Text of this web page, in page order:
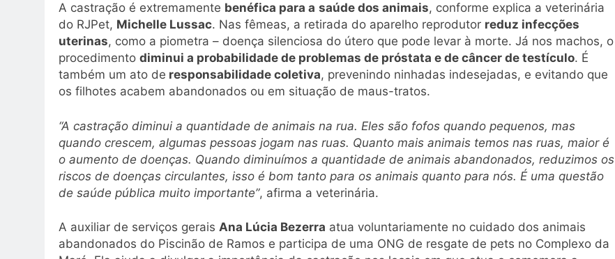
A castração é extremamente benéfica para a saúde dos animais, conforme explica a veterinária
do RJPet, Michelle Lussac. Nas fêmeas, a retirada do aparelho reprodutor reduz infecções
uterinas, como a piometra – doença silenciosa do útero que pode levar à morte. Já nos machos, o
procedimento diminui a probabilidade de problemas de próstata e de câncer de testículo. É
também um ato de responsabilidade coletiva, prevenindo ninhadas indesejadas, e evitando que
os filhotes acabem abandonados ou em situação de maus-tratos.
“A castração diminui a quantidade de animais na rua. Eles são fofos quando pequenos, mas
quando crescem, algumas pessoas jogam nas ruas. Quanto mais animais temos nas ruas, maior é
o aumento de doenças. Quando diminuímos a quantidade de animais abandonados, reduzimos os
riscos de doenças circulantes, isso é bom tanto para os animais quanto para nós. É uma questão
de saúde pública muito importante”, afirma a veterinária.
A auxiliar de serviços gerais Ana Lúcia Bezerra atua voluntariamente no cuidado dos animais
abandonados do Piscinão de Ramos e participa de uma ONG de resgate de pets no Complexo da